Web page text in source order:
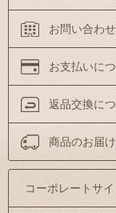
お問い合わせ
お支払いに
返品交換に
商品のお届
コーポレートサイ